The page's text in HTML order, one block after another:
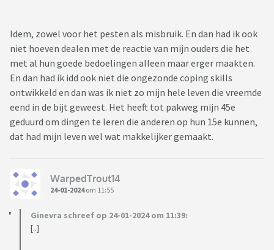
Idem, zowel voor het pesten als misbruik. En dan had ik ook
niet hoeven dealen met de reactie van mijn ouders die het
met al hun goede bedoelingen alleen maar erger maakten.
En dan had ik idd ook niet die ongezonde coping skills
ontwikkeld en dan was ik niet zo mijn hele leven die vreemde
eend in de bijt geweest. Het heeft tot pakweg mijn 45e
geduurd om dingen te leren die anderen op hun 15e kunnen,
dat had mijn leven wel wat makkelijker gemaakt.
WarpedTrout14
24-01-2024om 11:55
Ginevra schreef op 24-01-2024 om 11:39:
[..]